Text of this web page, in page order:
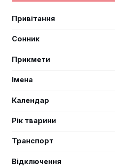
Привітання
Сонник
Прикмети
Імена
Календар
Рік тварини
Транспорт
Відключення